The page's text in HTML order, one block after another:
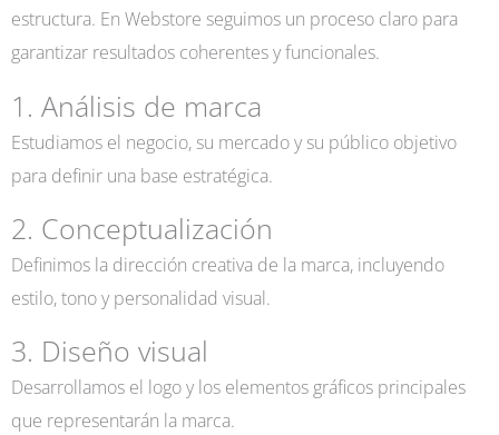
estructura. En Webstore seguimos un proceso claro para
garantizar resultados coherentes y funcionales.
1. Análisis de marca
Estudiamos el negocio, su mercado y su público objetivo
para definir una base estratégica.
2. Conceptualización
Definimos la dirección creativa de la marca, incluyendo
estilo, tono y personalidad visual.
3. Diseño visual
Desarrollamos el logo y los elementos gráficos principales
que representarán la marca.